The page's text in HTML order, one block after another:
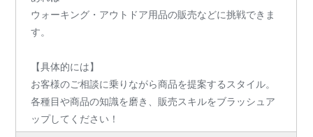
ウォーキング・アウトドア用品の販売などに挑戦できま
す。
【具体的には】
お客様のご相談に乗りながら商品を提案するスタイル。
各種目や商品の知識を磨き、販売スキルをブラッシュア
ップしてください！